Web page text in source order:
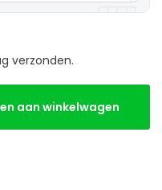
verzonden.
aan winkelwagen